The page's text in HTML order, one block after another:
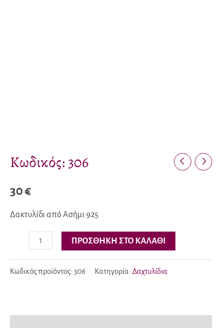
Κωδικός: 306
30€
Δακτυλίδι από Ασήμι 925
Κωδικός:
ποσότητα
ΠΡΟΣΘΉΚΗ ΣΤΟ ΚΑΛΆΘΙ
Κωδικός προϊόντος: 306 Κατηγορία: Δαχτυλίδια